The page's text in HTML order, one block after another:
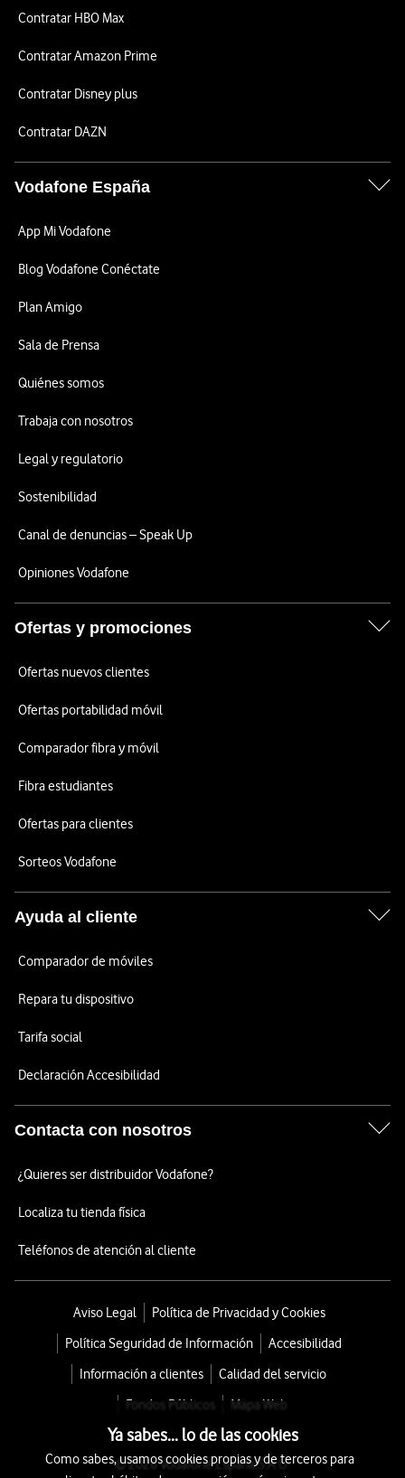
Contratar HBO Max
Contratar Amazon Prime
Contratar Disney plus
Contratar DAZN
Vodafone España
App Mi Vodafone
Blog Vodafone Conéctate
Plan Amigo
Sala de Prensa
Quiénes somos
Trabaja con nosotros
Legal y regulatorio
Sostenibilidad
Canal de denuncias – Speak Up
Opiniones Vodafone
Ofertas y promociones
Ofertas nuevos clientes
Ofertas portabilidad móvil
Comparador fibra y móvil
Fibra estudiantes
Ofertas para clientes
Sorteos Vodafone
Ayuda al cliente
Comparador de móviles
Repara tu dispositivo
Tarifa social
Declaración Accesibilidad
Contacta con nosotros
¿Quieres ser distribuidor Vodafone?
Localiza tu tienda física
Teléfonos de atención al cliente
Aviso Legal
Política de Privacidad y Cookies
Política Seguridad de Información
Accesibilidad
Información a clientes
Calidad del servicio
Fondos Públicos
Mapa Web
© 2026 Vodafone España S.A.U.
Ya sabes... lo de las cookies
Como sabes, usamos cookies propias y de terceros para